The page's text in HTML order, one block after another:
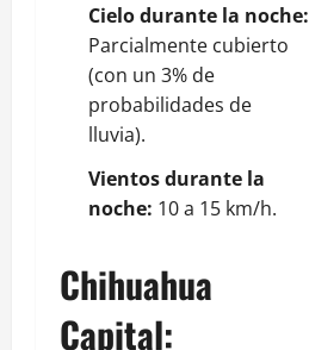
Cielo durante la noche:
Parcialmente cubierto
(con un 3% de
probabilidades de
lluvia).
Vientos durante la
noche: 10 a 15 km/h.
Chihuahua
Capital: